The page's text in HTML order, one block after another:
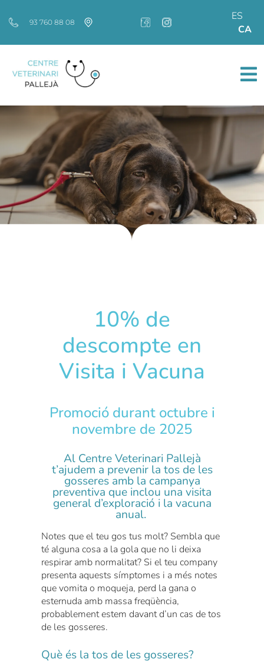
ES
CA
93 760 88 08
10% de
descompte en
Visita i Vacuna
Promoció durant octubre i
novembre de 2025
Al Centre Veterinari Pallejà
t’ajudem a prevenir la tos de les
gosseres amb la campanya
preventiva que inclou una visita
general d’exploració i la vacuna
anual.
Notes que el teu gos tus molt? Sembla que
té alguna cosa a la gola que no li deixa
respirar amb normalitat? Si el teu company
presenta aquests símptomes i a més notes
que vomita o moqueja, perd la gana o
esternuda amb massa freqüència,
probablement estem davant d’un cas de tos
de les gosseres.
Què és la tos de les gosseres?